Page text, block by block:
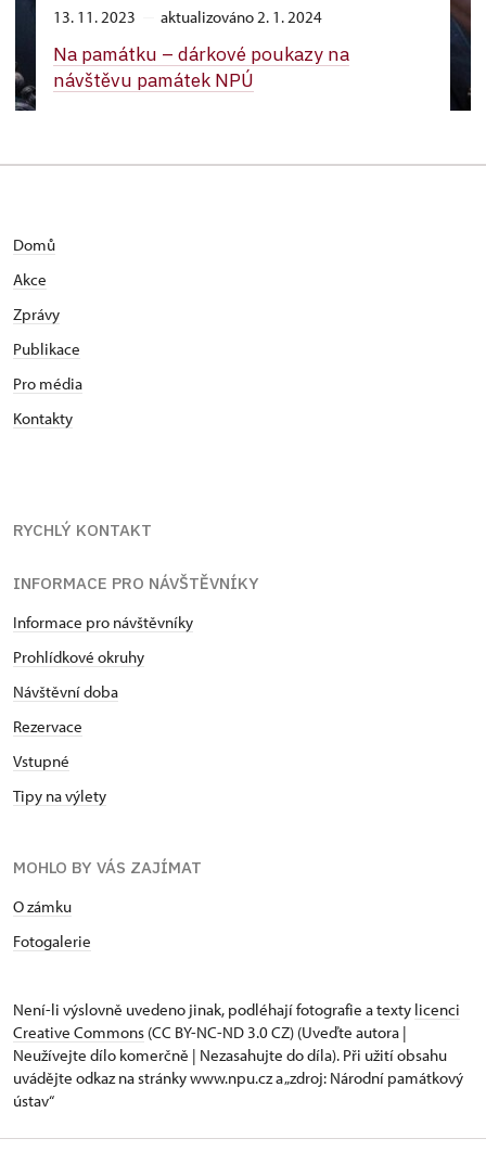
13. 11. 2023 aktualizováno 2. 1. 2024
Na památku –⁠ dárkové poukazy na
návštěvu památek NPÚ
Domů
Akce
Zprávy
Publikace
Pro média
Kontakty
RYCHLÝ KONTAKT
INFORMACE PRO NÁVŠTĚVNÍKY
Informace pro návštěvníky
Prohlídkové okruhy
Návštěvní doba
Rezervace
Vstupné
Tipy na výlety
MOHLO BY VÁS ZAJÍMAT
O zámku
Fotogalerie
Není-li výslovně uvedeno jinak, podléhají fotografie a texty licenci
Creative Commons (CC BY-NC-ND 3.0 CZ) (Uveďte autora |
Neužívejte dílo komerčně | Nezasahujte do díla). Při užití obsahu
uvádějte odkaz na stránky www.npu.cz a „zdroj: Národní památkový
ústav“